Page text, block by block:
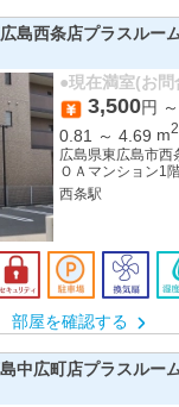
島西条店プラスルー
●現在満室(お問
3,500円 ～
0.81
～ 4.69 m2
広島県東広島市西
ＯＡマンション1
西条駅
部屋を確認する
中広町店プラスルー